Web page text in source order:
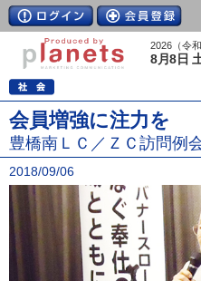
2026（令
8月8日
会員増強に注力を
豊橋南ＬＣ／ＺＣ訪問例
2018/09/06